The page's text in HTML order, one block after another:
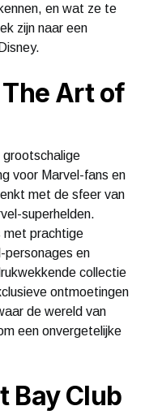
en wat ze te
zijn naar een
Art of
grootschalige
voor Marvel-fans en
met de sfeer van
superhelden.
met prachtige
personages en
collectie
ontmoetingen
de wereld van
een onvergetelijke
Bay Club